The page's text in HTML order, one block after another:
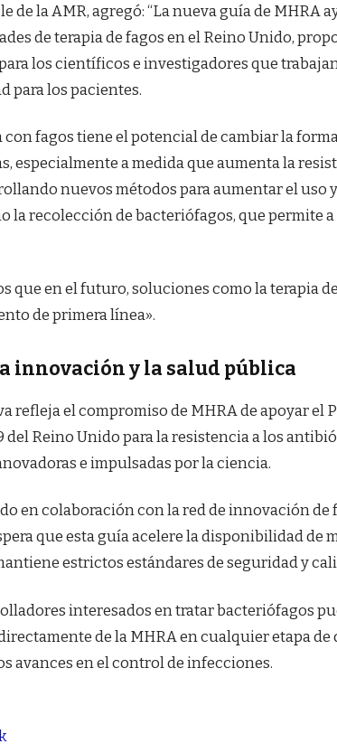
de la AMR, agregó: “La nueva guía de MHRA
de terapia de fagos en el Reino Unido,
los científicos e investigadores que
para los pacientes.
con fagos tiene el potencial de cambiar la
especialmente a medida que aumenta la
nuevos métodos para aumentar el uso
la recolección de bacteriófagos, que permite
que en el futuro, soluciones como la terapia
de primera línea».
innovación y la salud pública
refleja el compromiso de MHRA de apoyar el
del Reino Unido para la resistencia a los
e impulsadas por la ciencia.
en colaboración con la red de innovación de
que esta guía acelere la disponibilidad de
estrictos estándares de seguridad y
interesados ​​en tratar bacteriófagos
de la MHRA en cualquier etapa
avances en el control de infecciones.